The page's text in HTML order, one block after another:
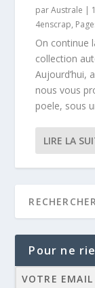
parAustrale |
4enscrap,
On continue
collection
Aujourd’hui,
nous vous
poele, sous
LIRE LA
Pour ne